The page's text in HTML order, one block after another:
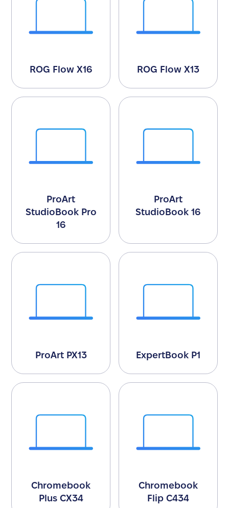
ROG Flow X16 ROG Flow X13
ProArt
StudioBook Pro
16
ProArt
StudioBook 16
ProArt PX13 ExpertBook P1
Chromebook
Plus CX34
Chromebook
Flip C434